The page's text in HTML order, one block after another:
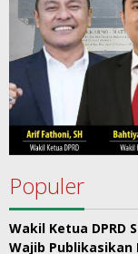
Populer
Wakil Ketua DPRD
Wajib